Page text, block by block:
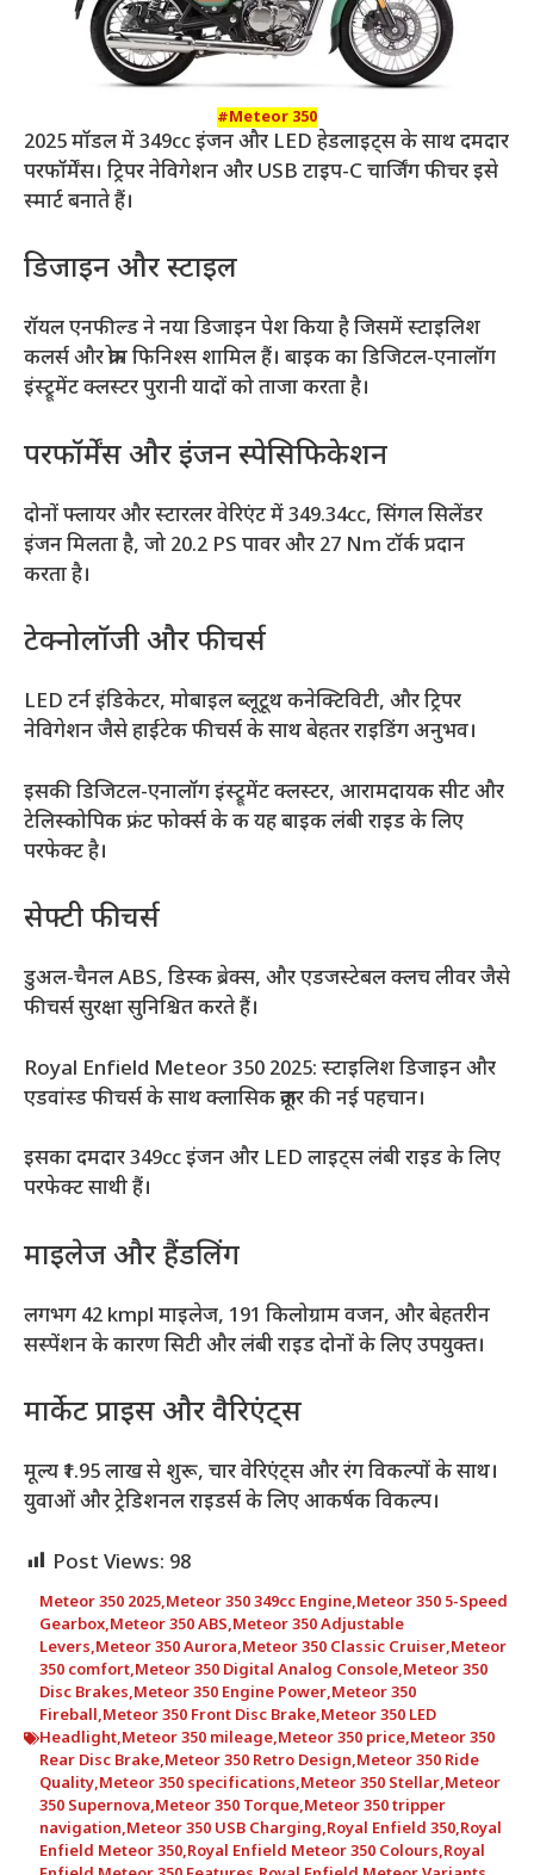
#Meteor 350
2025 मॉडल में 349cc इंजन और LED हेडलाइट्स के साथ दमदार
परफॉर्मेंस। ट्रिपर नेविगेशन और USB टाइप-C चार्जिंग फीचर इसे
स्मार्ट बनाते हैं।
डिजाइन और स्टाइल
रॉयल एनफील्ड ने नया डिजाइन पेश किया है जिसमें स्टाइलिश
कलर्स और क्रोम फिनिश्स शामिल हैं। बाइक का डिजिटल-एनालॉग
इंस्ट्रूमेंट क्लस्टर पुरानी यादों को ताजा करता है।
परफॉर्मेंस और इंजन स्पेसिफिकेशन
दोनों फ्लायर और स्टारलर वेरिएंट में 349.34cc, सिंगल सिलेंडर
इंजन मिलता है, जो 20.2 PS पावर और 27 Nm टॉर्क प्रदान
करता है।
टेक्नोलॉजी और फीचर्स
LED टर्न इंडिकेटर, मोबाइल ब्लूटूथ कनेक्टिविटी, और ट्रिपर
नेविगेशन जैसे हाईटेक फीचर्स के साथ बेहतर राइडिंग अनुभव।
इसकी डिजिटल-एनालॉग इंस्ट्रूमेंट क्लस्टर, आरामदायक सीट और
टेलिस्कोपिक फ्रंट फोर्क्स के क यह बाइक लंबी राइड के लिए
परफेक्ट है।
सेफ्टी फीचर्स
डुअल-चैनल ABS, डिस्क ब्रेक्स, और एडजस्टेबल क्लच लीवर जैसे
फीचर्स सुरक्षा सुनिश्चित करते हैं।
Royal Enfield Meteor 350 2025: स्टाइलिश डिजाइन और
एडवांस्ड फीचर्स के साथ क्लासिक क्रूजर की नई पहचान।
इसका दमदार 349cc इंजन और LED लाइट्स लंबी राइड के लिए
परफेक्ट साथी हैं।
माइलेज और हैंडलिंग
लगभग 42 kmpl माइलेज, 191 किलोग्राम वजन, और बेहतरीन
सस्पेंशन के कारण सिटी और लंबी राइड दोनों के लिए उपयुक्त।
मार्केट प्राइस और वैरिएंट्स
मूल्य ₹1.95 लाख से शुरू, चार वेरिएंट्स और रंग विकल्पों के साथ।
युवाओं और ट्रेडिशनल राइडर्स के लिए आकर्षक विकल्प।
Post Views: 98
Meteor 350 2025,Meteor 350 349cc Engine,Meteor 350 5-Speed
Gearbox,Meteor 350 ABS,Meteor 350 Adjustable
Levers,Meteor 350 Aurora,Meteor 350 Classic Cruiser,Meteor
350 comfort,Meteor 350 Digital Analog Console,Meteor 350
Disc Brakes,Meteor 350 Engine Power,Meteor 350
Fireball,Meteor 350 Front Disc Brake,Meteor 350 LED
Headlight,Meteor 350 mileage,Meteor 350 price,Meteor 350
Rear Disc Brake,Meteor 350 Retro Design,Meteor 350 Ride
Quality,Meteor 350 specifications,Meteor 350 Stellar,Meteor
350 Supernova,Meteor 350 Torque,Meteor 350 tripper
navigation,Meteor 350 USB Charging,Royal Enfield 350,Royal
Enfield Meteor 350,Royal Enfield Meteor 350 Colours,Royal